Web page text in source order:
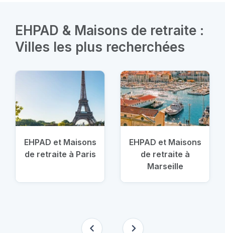
EHPAD & Maisons de retraite :
Villes les plus recherchées
EHPAD et Maisons
de retraite à Paris
EHPAD et Maisons
de retraite à
Marseille